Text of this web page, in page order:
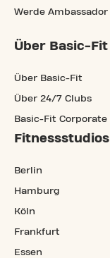
Werde Ambassador
Über Basic-Fit
Über Basic-Fit
Über 24/7 Clubs
Basic-Fit Corporate
Fitnessstudios
Berlin
Hamburg
Köln
Frankfurt
Essen